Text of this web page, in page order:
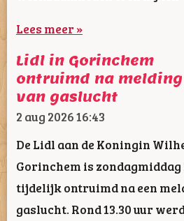
Lees meer »
Lidl in Gorinchem
ontruimd na melding
van gaslucht
2 aug 202616:43
De Lidl aan de Koningin
Gorinchem is zondagmiddag
tijdelijk ontruimd na een
gaslucht. Rond 13.30 uur